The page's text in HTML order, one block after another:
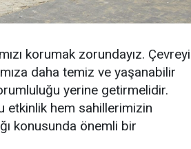
korumak zorundayız. Çevreyi
daha temiz ve yaşanabilir
yerine getirmelidir.
etkinlik hem sahillerimizin
konusunda önemli bir